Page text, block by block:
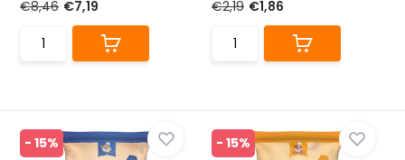
€8,46 €7,19
€2,19 €1,86
- 15% - 15%